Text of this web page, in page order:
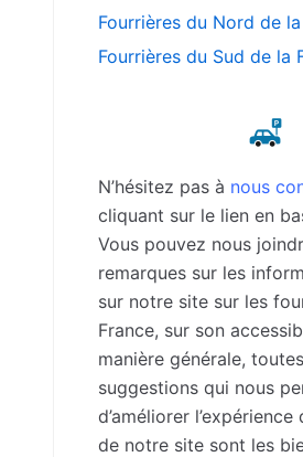
Fourrières du Nord de
Fourrières du Sud de la
N’hésitez pas à nous
cliquant sur le lien en
Vous pouvez nous
remarques sur les
sur notre site sur les
France, sur son
manière générale,
suggestions qui nous
d’améliorer
de notre site sont les